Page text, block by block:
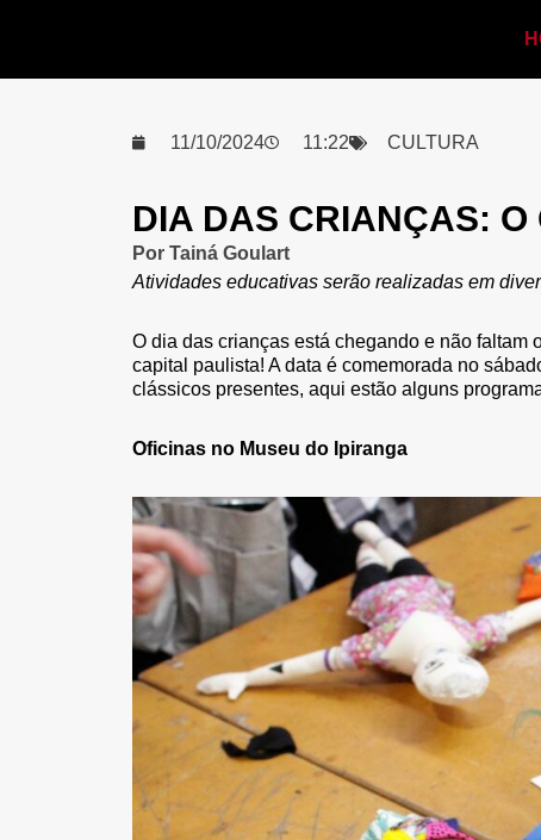
11/10/2024 11:22 CULTURA
DIA DAS CRIANÇAS: O
PorTainá Goulart
Atividades educativas serão realizadas em
O dia das crianças está chegando e não
capital paulista! A data é comemorada no
clássicos presentes, aqui estão alguns
Oficinas no Museu do Ipiranga